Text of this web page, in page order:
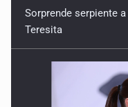
Sorprende serpiente
Teresita